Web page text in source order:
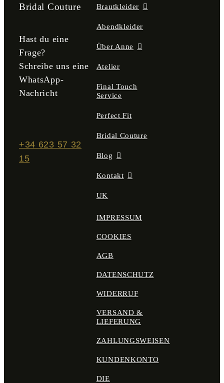
werden
Bridal Couture
Hast du eine
Frage?
Schreibe uns eine
WhatsApp-
Nachricht
+34 623 57 32
15
Brautkleider
Abendkleider
Über Anne
Atelier
Final Touch
Service
Perfect Fit
Bridal Couture
Blog
Kontakt
UK
IMPRESSUM
COOKIES
AGB
DATENSCHUTZ
WIDERRUF
VERSAND &
LIEFERUNG
ZAHLUNGSWEISEN
KUNDENKONTO
DIE